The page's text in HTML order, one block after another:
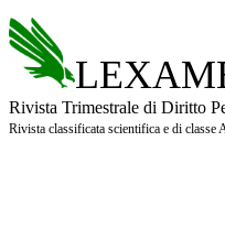
Rivista Trimestrale di Diritto
Rivista classificata scientifica e di